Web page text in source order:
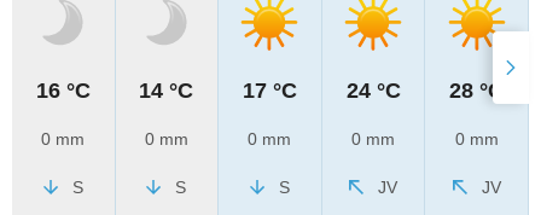
16 °C
0 mm
S
14 °C
0 mm
S
17 °C
0 mm
S
24 °C
0 mm
JV
28 °C
0 mm
JV